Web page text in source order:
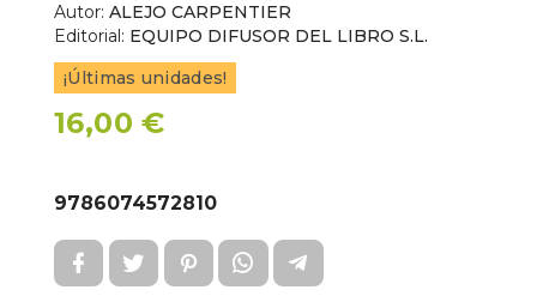
Autor: ALEJO CARPENTIER
Editorial: EQUIPO DIFUSOR DEL LIBRO S.L.
¡Últimas unidades!
16,00 €
9786074572810